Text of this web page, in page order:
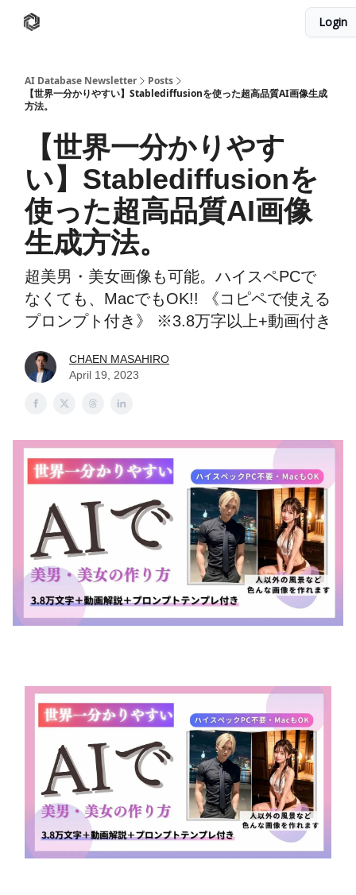
Login
AI Database Newsletter
Posts
【世界一分かりやすい】Stablediffusionを使った超高品質AI画像生成
方法。
【世界一分かりやす
い】Stablediffusionを
使った超高品質AI画像
生成方法。
超美男・美女画像も可能。ハイスペPCで
なくても、MacでもOK!! 《コピペで使える
プロンプト付き》 ※3.8万字以上+動画付き
CHAEN MASAHIRO
April 19, 2023